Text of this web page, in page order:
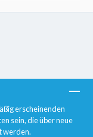
erscheinenden
sein, die über neue
werden.